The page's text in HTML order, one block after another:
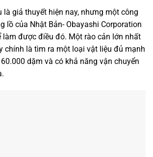
là giả thuyết hiện nay, nhưng một công
lồ của Nhật Bản- Obayashi Corporation
làm được điều đó. Một rào cản lớn nhất
chính là tìm ra một loại vật liệu đủ mạnh
dặm và có khả năng vận chuyển